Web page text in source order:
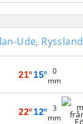
Ude, Ryssland
21°
22°
15°
12°
0
mm
3
mm